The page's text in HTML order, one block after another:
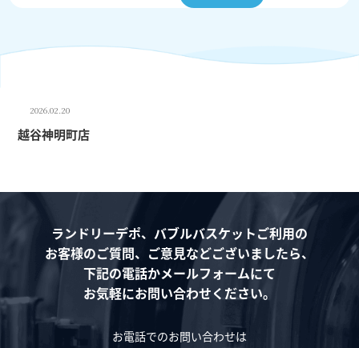
2026.02.20
越谷神明町店
ランドリーデポ、バブルバスケットご利用の
お客様のご質問、ご意見などございましたら、
下記の電話かメールフォームにて
お気軽にお問い合わせください。
お電話でのお問い合わせは